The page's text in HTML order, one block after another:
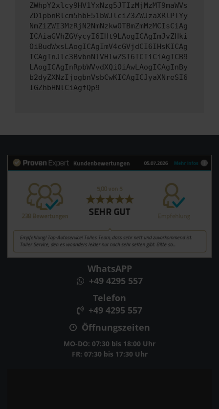
ZWhpY2xlcy9HV1YxNzg5JTIzMjMzMT9maWVs
ZD1pbnRlcm5hbE51bWJlciZ3ZWJzaXRlPTYy
NmZiZWI3MzRjN2NmNzkwOTBmZmMzMCIsCiAg
ICAiaGVhZGVycyI6IHt9LAogICAgImJvZHki
OiBudWxsLAogICAgImV4cGVjdCI6IHsKICAg
ICAgInJlc3BvbnNlVHlwZSI6ICIiCiAgICB9
LAogICAgInRpbWVvdXQiOiAwLAogICAgInBy
b2dyZXNzIjogbnVsbCwKICAgICJyaXNreSI6
IGZhbHNlCiAgfQp9
WhatsAPP
+49 4295 557
Telefon
+49 4295 557
Öffnungszeiten
MO-DO: 07:30 bis 18:00 Uhr
FR: 07:30 bis 17:30 Uhr